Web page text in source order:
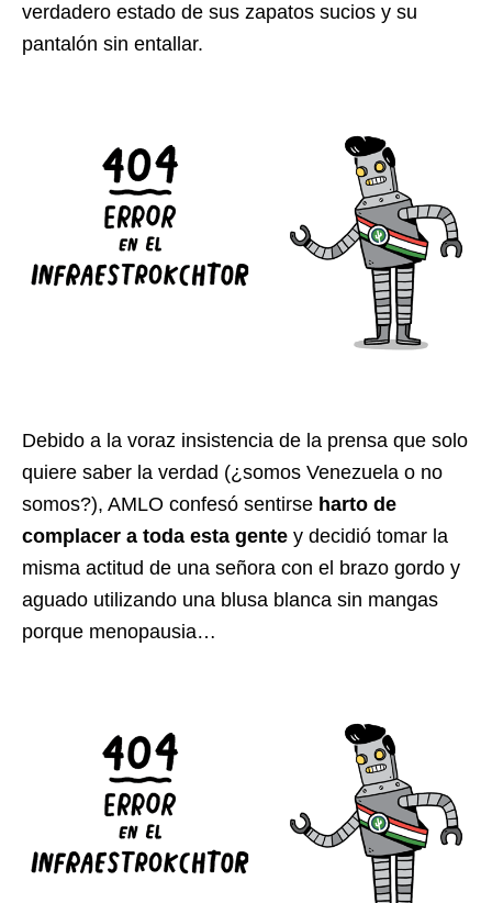
verdadero estado de sus zapatos sucios y su
pantalón sin entallar.
Debido a la voraz insistencia de la prensa que solo
quiere saber la verdad (¿somos Venezuela o no
somos?), AMLO confesó sentirse harto de
complacer a toda esta gente y decidió tomar la
misma actitud de una señora con el brazo gordo y
aguado utilizando una blusa blanca sin mangas
porque menopausia…